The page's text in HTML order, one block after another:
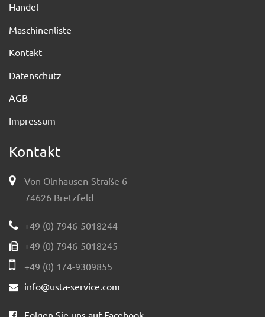
Handel
Maschinenliste
Kontakt
Datenschutz
AGB
Impressum
Kontakt
Von Olnhausen-Straße 6
74626 Bretzfeld
+49 (0) 7946-5018244
+49 (0) 7946-5018245
+49 (0) 174-9309855
info@usta-service.com
Folgen Sie uns auf Facebook